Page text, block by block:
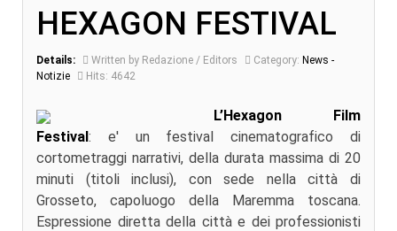
HEXAGON FESTIVAL
Details: Written by Redazione / Editors Category: News -
Notizie
Hits: 4642
L’Hexagon Film
Festival: e' un festival cinematografico di
cortometraggi narrativi, della durata massima di 20
minuti (titoli inclusi), con sede nella città di
Grosseto, capoluogo della Maremma toscana.
Espressione diretta della città e dei professionisti